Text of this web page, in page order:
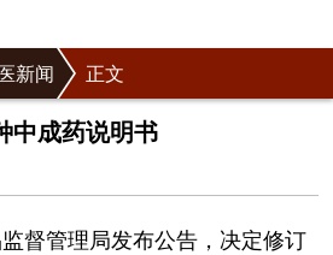
新闻 正文
中成药说明书
督管理局发布公告，决定修订